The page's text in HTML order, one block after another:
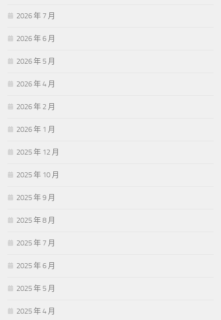
2026 年 7 月
2026 年 6 月
2026 年 5 月
2026 年 4 月
2026 年 2 月
2026 年 1 月
2025 年 12 月
2025 年 10 月
2025 年 9 月
2025 年 8 月
2025 年 7 月
2025 年 6 月
2025 年 5 月
2025 年 4 月